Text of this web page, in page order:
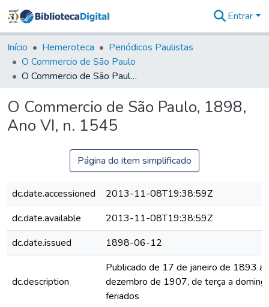
&
Coleções
Tudo na
Biblioteca
Estatísticas
Entrar
Início Hemeroteca
Periódicos Paulistas
O Commercio de São Paulo
O Commercio de São Paulo, 1898, Ano VI, n. 1545
O Commercio de São Paulo, 1898,
Ano VI, n. 1545
Página do item simplificado
dc.date.accessioned
2013-11-08T19:38:59Z
dc.date.available
2013-11-08T19:38:59Z
dc.date.issued
1898-06-12
dc.description
Publicado de 17 de janeiro de 1893 a
dezembro de 1907, de terça a
feriados